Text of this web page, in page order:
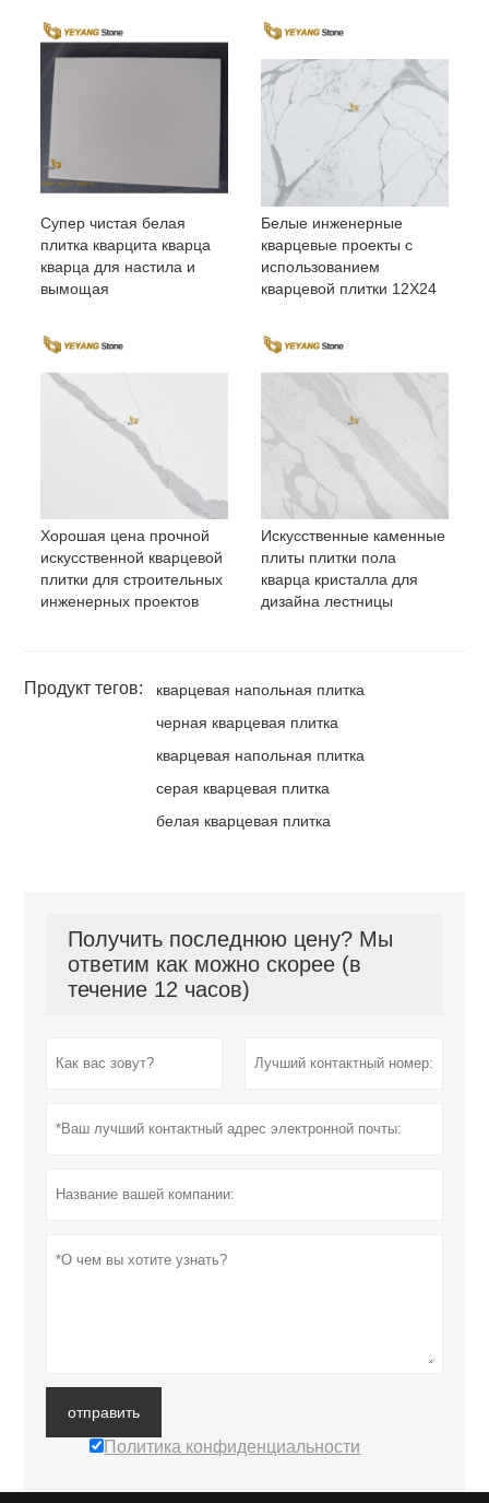
Супер чистая белая
плитка кварцита кварца
кварца для настила и
вымощая
Белые инженерные
кварцевые проекты с
использованием
кварцевой плитки 12X24
Хорошая цена прочной
искусственной кварцевой
плитки для строительных
инженерных проектов
Искусственные каменные
плиты плитки пола
кварца кристалла для
дизайна лестницы
Продукт тегов:
кварцевая напольная плитка
черная кварцевая плитка
кварцевая напольная плитка
серая кварцевая плитка
белая кварцевая плитка
Получить последнюю цену? Мы
ответим как можно скорее (в
течение 12 часов)
отправить
Политика конфиденциальности